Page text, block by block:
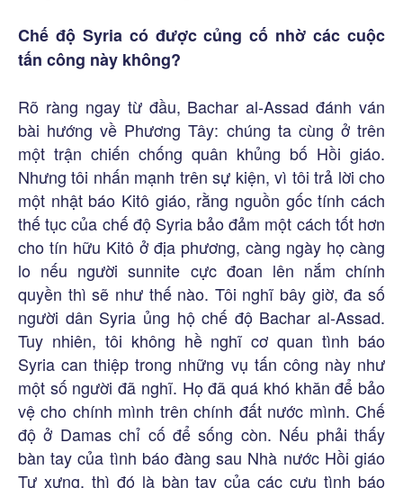
Chế độ Syria có được củng cố nhờ các cuộc
tấn công này không?
Rõ ràng ngay từ đầu, Bachar al-Assad đánh ván
bài hướng về Phương Tây: chúng ta cùng ở trên
một trận chiến chống quân khủng bố Hồi giáo.
Nhưng tôi nhấn mạnh trên sự kiện, vì tôi trả lời cho
một nhật báo Kitô giáo, rằng nguồn gốc tính cách
thế tục của chế độ Syria bảo đảm một cách tốt hơn
cho tín hữu Kitô ở địa phương, càng ngày họ càng
lo nếu người sunnite cực đoan lên nắm chính
quyền thì sẽ như thế nào. Tôi nghĩ bây giờ, đa số
người dân Syria ủng hộ chế độ Bachar al-Assad.
Tuy nhiên, tôi không hề nghĩ cơ quan tình báo
Syria can thiệp trong những vụ tấn công này như
một số người đã nghĩ. Họ đã quá khó khăn để bảo
vệ cho chính mình trên chính đất nước mình. Chế
độ ở Damas chỉ cố để sống còn. Nếu phải thấy
bàn tay của tình báo đàng sau Nhà nước Hồi giáo
Tự xưng, thì đó là bàn tay của các cựu tình báo